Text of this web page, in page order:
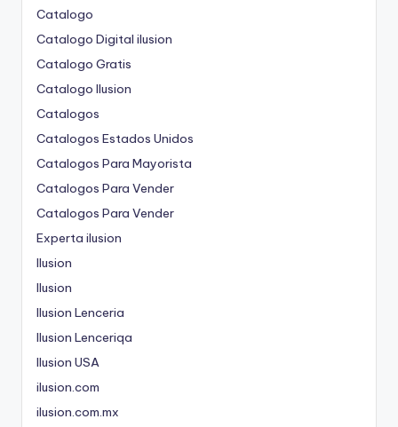
Catalogo
Catalogo Digital ilusion
Catalogo Gratis
Catalogo Ilusion
Catalogos
Catalogos Estados Unidos
Catalogos Para Mayorista
Catalogos Para Vender
Catalogos Para Vender
Experta ilusion
Ilusion
Ilusion
Ilusion Lenceria
Ilusion Lenceriqa
Ilusion USA
ilusion.com
ilusion.com.mx